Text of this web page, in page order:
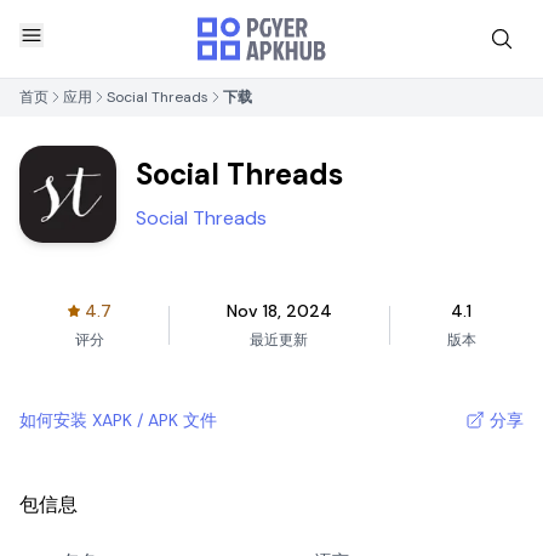
首页 应用 Social Threads 下载
Social Threads
Social Threads
4.7
评分
Nov 18, 2024
最近更新
4.1
版本
如何安装 XAPK / APK 文件 分享
包信息